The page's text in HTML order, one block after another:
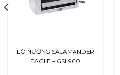
LÒ NƯỚNG SALAMANDER
EAGLE – GSL900